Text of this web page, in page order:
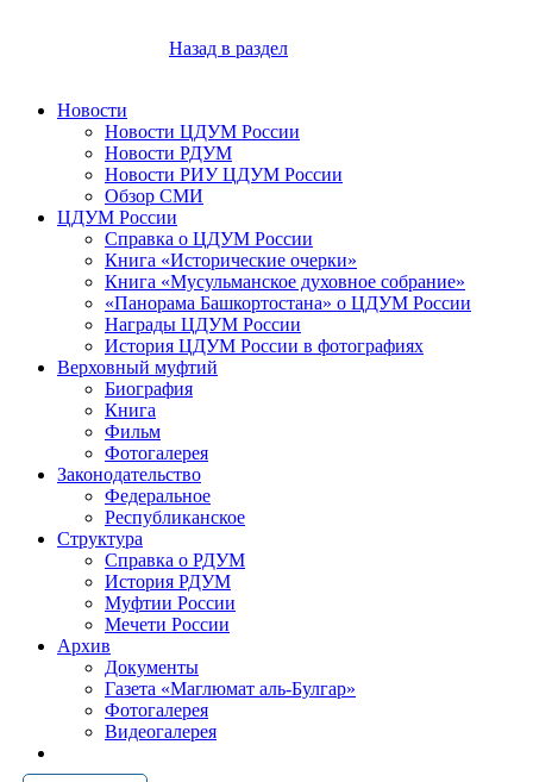
Назад в раздел
Новости
Новости ЦДУМ России
Новости РДУМ
Новости РИУ ЦДУМ России
Обзор СМИ
ЦДУМ России
Справка о ЦДУМ России
Книга «Исторические очерки»
Книга «Мусульманское духовное собрание»
«Панорама Башкортостана» о ЦДУМ России
Награды ЦДУМ России
История ЦДУМ России в фотографиях
Верховный муфтий
Биография
Книга
Фильм
Фотогалерея
Законодательство
Федеральное
Республиканское
Структура
Справка о РДУМ
История РДУМ
Муфтии России
Мечети России
Архив
Документы
Газета «Маглюмат аль-Булгар»
Фотогалерея
Видеогалерея